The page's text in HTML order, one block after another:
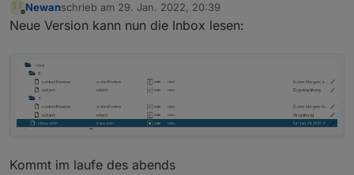
Offline
Newanschrieb am 29. Jan. 2022, 20:39
zuletzt editiert von
Neue Version kann nun die Inbox lesen:
Kommt im laufe des abends